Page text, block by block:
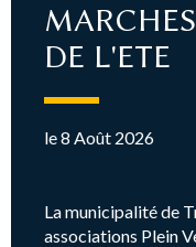
DE L'ETE
le 8 Août 2026
La municipalité de
associations Plein